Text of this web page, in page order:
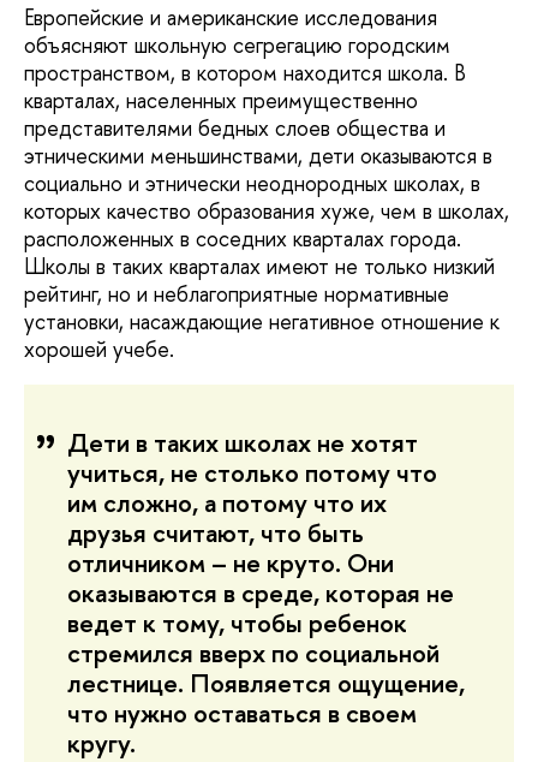
Европейские и американские исследования
объясняют школьную сегрегацию городским
пространством, в котором находится школа. В
кварталах, населенных преимущественно
представителями бедных слоев общества и
этническими меньшинствами, дети оказываются в
социально и этнически неоднородных школах, в
которых качество образования хуже, чем в школах,
расположенных в соседних кварталах города.
Школы в таких кварталах имеют не только низкий
рейтинг, но и неблагоприятные нормативные
установки, насаждающие негативное отношение к
хорошей учебе.
Дети в таких школах не хотят
учиться, не столько потому что
им сложно, а потому что их
друзья считают, что быть
отличником – не круто. Они
оказываются в среде, которая не
ведет к тому, чтобы ребенок
стремился вверх по социальной
лестнице. Появляется ощущение,
что нужно оставаться в своем
кругу.